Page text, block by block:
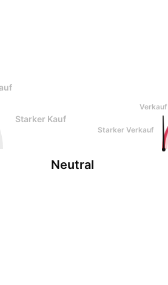
Starker Kauf
Neutral
Verkauf
Starker Verkauf